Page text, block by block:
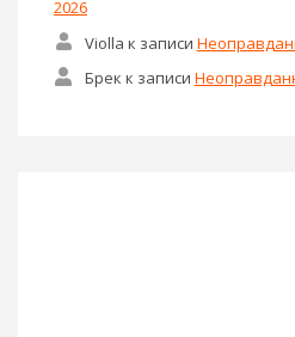
2026
Violla к записи
Брек к записи